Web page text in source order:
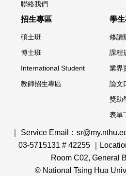
聯絡我們
招生專區
碩士班
博士班
International Student
教師招生專區
學
修讀
課程
業界
論文
獎助
表單
｜ Service Email：
03-5715131 # 42255 ｜
Room C02, General
© National Tsing Hua